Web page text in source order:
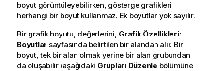
boyut görüntüleyebilirken, gösterge grafikleri
herhangi bir boyut kullanmaz. Ek boyutlar yok sayılır.
Bir grafik boyutu, değerlerini, Grafik Özellikleri:
Boyutlar sayfasında belirtilen bir alandan alır. Bir
boyut, tek bir alan olmak yerine bir alan grubundan
da oluşabilir (aşağıdaki Grupları Düzenle bölümüne